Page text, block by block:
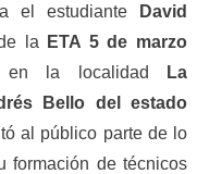
el estudiante
David
la
ETA 5 de marzo
en la localidad
La
Bello del estado
al público parte de lo
formación de técnicos